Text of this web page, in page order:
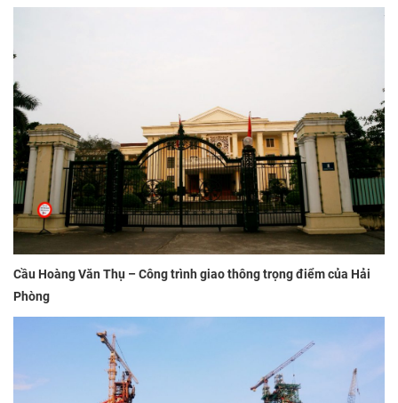
Cầu Hoàng Văn Thụ – Công trình giao thông trọng điểm của Hải
Phòng